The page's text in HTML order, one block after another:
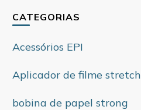
CATEGORIAS
Acessórios EPI
Aplicador de filme stretch
bobina de papel strong